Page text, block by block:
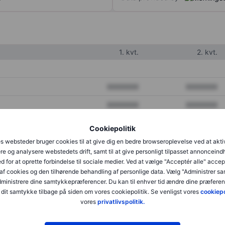
Cookiepolitik
websteder bruger cookies til at give dig en bedre browseroplevelse ved at
og analysere webstedets drift, samt til at give personligt tilpasset
for at oprette forbindelse til sociale medier. Ved at vælge "Acceptér alle"
cookies og den tilhørende behandling af personlige data. Vælg "Administrer
dine samtykkepræferencer. Du kan til enhver tid ændre dine
samtykke tilbage på siden om vores cookiepolitik. Se venligst vores
vores privatlivspolitik.
1. kvt. 2. kvt.
XXXXXXX XXXXXXX
XXXXXXX